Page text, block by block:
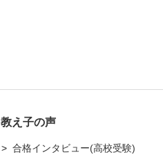
教え子の声
合格インタビュー(高校受験)